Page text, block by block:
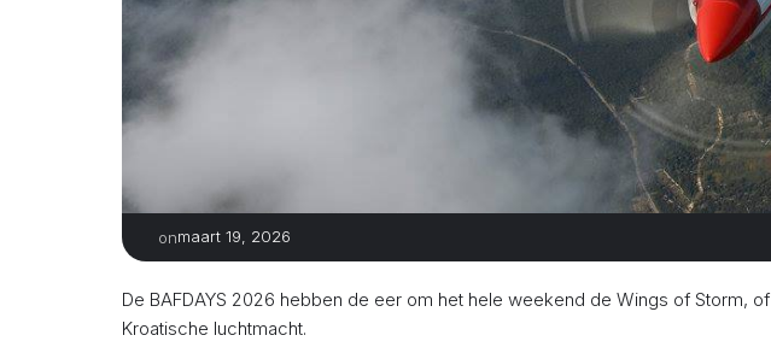
onmaart 19, 2026
De BAFDAYS 2026 hebben de eer om het hele weekend de Wings of Storm, of
Kroatische luchtmacht.